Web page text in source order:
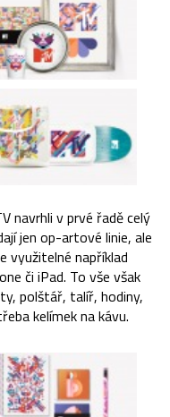
navrhli v prvé řadě celý
jen op-artové linie, ale
využitelné například
či iPad. To vše však
polštář, talíř, hodiny,
kelímek na kávu.